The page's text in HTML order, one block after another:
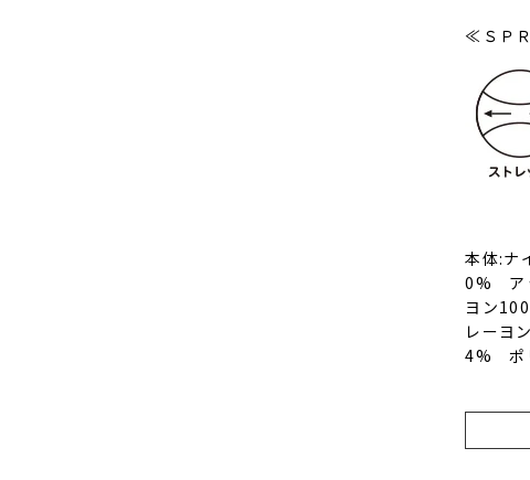
≪ＳＰ
本体:ナ
0% ア
ヨン
レーヨ
4% ポ